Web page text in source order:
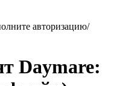
авторизацию/
Daymare: